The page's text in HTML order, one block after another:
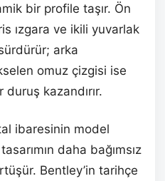
bir profile taşır. Ön
ızgara ve ikili yuvarlak
arka
omuz çizgisi ise
kazandırır.
ibaresinin model
daha bağımsız
Bentley’in tarihçe